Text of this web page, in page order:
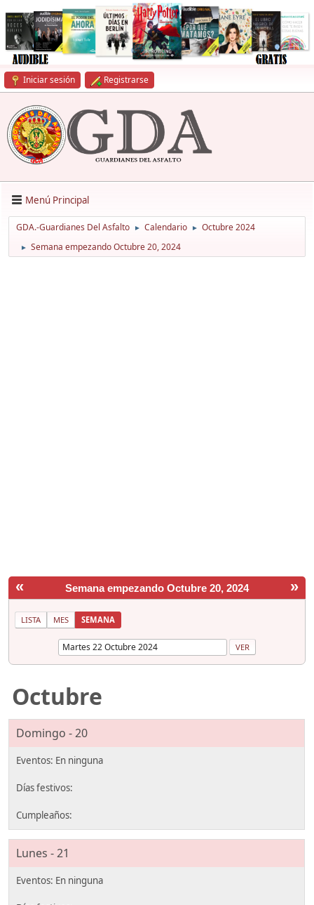
Iniciar sesión Registrarse
Menú Principal
GDA.-Guardianes Del Asfalto ► Calendario ► Octubre 2024
► Semana empezando Octubre 20, 2024
« »
Semana empezando Octubre 20, 2024
LISTA MES SEMANA
Octubre
Domingo - 20
Lunes - 21